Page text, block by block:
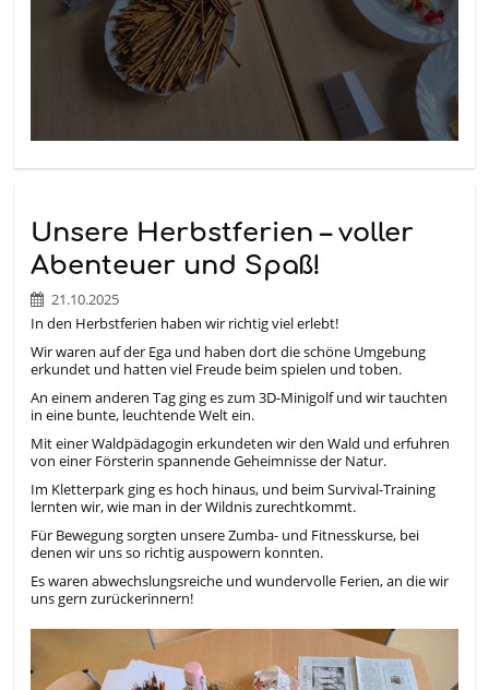
Unsere Herbstferien – voller
Abenteuer und Spaß!
21.10.2025
In den Herbstferien haben wir richtig viel erlebt!
Wir waren auf der Ega und haben dort die schöne Umgebung
erkundet und hatten viel Freude beim spielen und toben.
An einem anderen Tag ging es zum 3D-Minigolf und wir tauchten
in eine bunte, leuchtende Welt ein.
Mit einer Waldpädagogin erkundeten wir den Wald und erfuhren
von einer Försterin spannende Geheimnisse der Natur.
Im Kletterpark ging es hoch hinaus, und beim Survival-Training
lernten wir, wie man in der Wildnis zurechtkommt.
Für Bewegung sorgten unsere Zumba- und Fitnesskurse, bei
denen wir uns so richtig auspowern konnten.
Es waren abwechslungsreiche und wundervolle Ferien, an die wir
uns gern zurückerinnern!